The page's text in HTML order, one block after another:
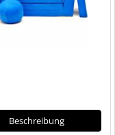
Beschreibung